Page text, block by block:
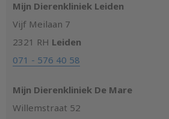
Mijn Dierenkliniek Leiden
Vijf Meilaan 7
2321 RH Leiden
071 - 576 40 58
Mijn Dierenkliniek De Mare
Willemstraat 52